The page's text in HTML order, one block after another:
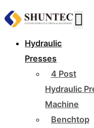
Hydraulic
Presses
4 Post
Hydraulic
Machine
Benchtop